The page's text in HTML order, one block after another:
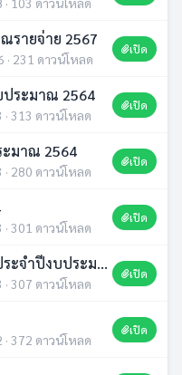
รายจ่าย 2567
231 ดาวน์โหลด
เปิด
ประมาณ 2564
313 ดาวน์โหลด
เปิด
ะมาณ 2564
280 ดาวน์โหลด
เปิด
301 ดาวน์โหลด
เปิด
ข้อบัญญัติงบประมาณรายจ่ายประจำปีงบประมาณ พ.ศ.2564
307 ดาวน์โหลด
เปิด
372 ดาวน์โหลด
เปิด